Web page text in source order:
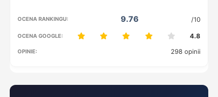
9.76 /10
4.8
298 opinii